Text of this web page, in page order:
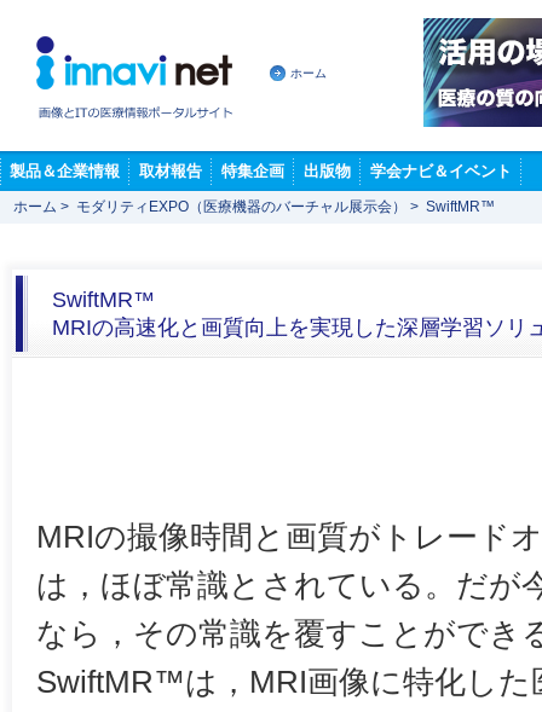
ホーム
製品＆企業情報 取材報告 特集企画 出版物 学会ナビ＆イベント
ホーム > モダリティEXPO（医療機器のバーチャル展示会） > SwiftMR™
SwiftMR™
MRIの高速化と画質向上を実現した深層学習ソ
MRIの撮像時間と画質がトレード
は，ほぼ常識とされている。だが
なら，その常識を覆すことができ
SwiftMR™は，MRI画像に特化し